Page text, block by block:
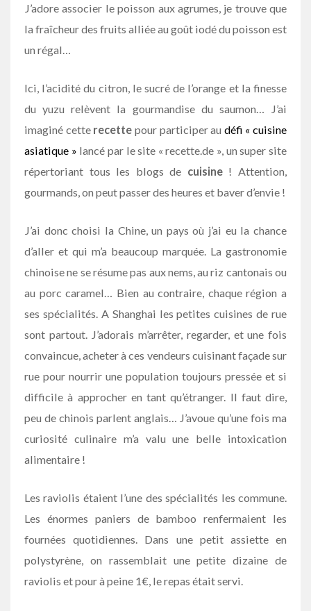
J’adore associer le poisson aux agrumes, je trouve que
la fraîcheur des fruits alliée au goût iodé du poisson est
un régal…
Ici, l’acidité du citron, le sucré de l’orange et la finesse
du yuzu relèvent la gourmandise du saumon… J’ai
imaginé cette recette pour participer au défi « cuisine
asiatique » lancé par le site « recette.de », un super site
répertoriant tous les blogs de cuisine! Attention,
gourmands, on peut passer des heures et baver d’envie !
J’ai donc choisi la Chine, un pays où j’ai eu la chance
d’aller et qui m’a beaucoup marquée. La gastronomie
chinoise ne se résume pas aux nems, au riz cantonais ou
au porc caramel… Bien au contraire, chaque région a
ses spécialités. A Shanghai les petites cuisines de rue
sont partout. J’adorais m’arrêter, regarder, et une fois
convaincue, acheter à ces vendeurs cuisinant façade sur
rue pour nourrir une population toujours pressée et si
difficile à approcher en tant qu’étranger. Il faut dire,
peu de chinois parlent anglais… J’avoue qu’une fois ma
curiosité culinaire m’a valu une belle intoxication
alimentaire !
Les raviolis étaient l’une des spécialités les commune.
Les énormes paniers de bamboo renfermaient les
fournées quotidiennes. Dans une petit assiette en
polystyrène, on rassemblait une petite dizaine de
raviolis et pour à peine 1€, le repas était servi.